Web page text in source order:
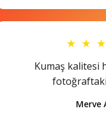
★ ★
Kumaş kalitesi
fotoğraftaki
Merve